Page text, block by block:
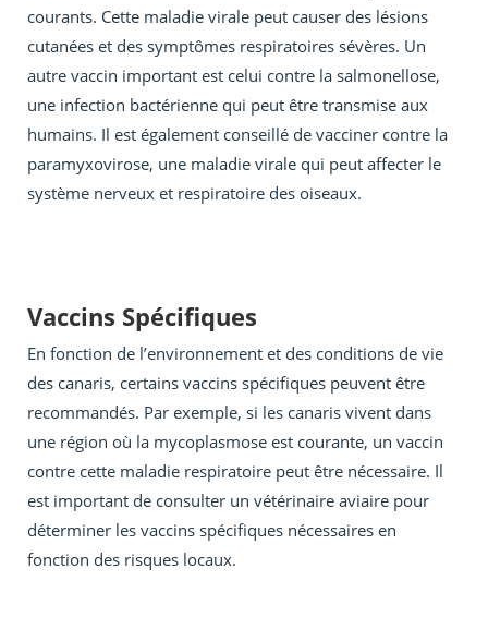
courants. Cette maladie virale peut causer des lésions
cutanées et des symptômes respiratoires sévères. Un
autre vaccin important est celui contre la salmonellose,
une infection bactérienne qui peut être transmise aux
humains. Il est également conseillé de vacciner contre la
paramyxovirose, une maladie virale qui peut affecter le
système nerveux et respiratoire des oiseaux.
Vaccins Spécifiques
En fonction de l’environnement et des conditions de vie
des canaris, certains vaccins spécifiques peuvent être
recommandés. Par exemple, si les canaris vivent dans
une région où la mycoplasmose est courante, un vaccin
contre cette maladie respiratoire peut être nécessaire. Il
est important de consulter un vétérinaire aviaire pour
déterminer les vaccins spécifiques nécessaires en
fonction des risques locaux.